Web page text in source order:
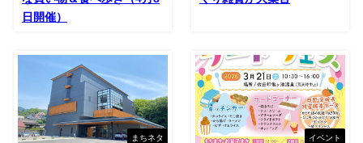
日開催）
まちネタ イベント